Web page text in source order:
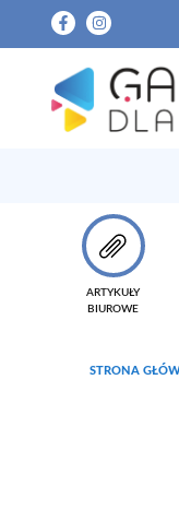
ARTYKUŁY
BIUROWE
STRONA